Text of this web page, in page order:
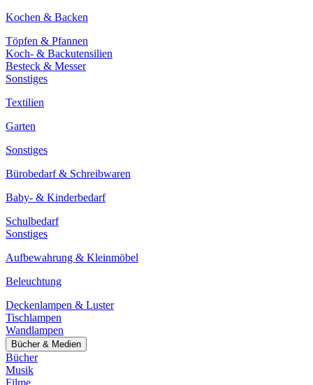
Kochen & Backen
Töpfen & Pfannen
Koch- & Backutensilien
Besteck & Messer
Sonstiges
Textilien
Garten
Sonstiges
Bürobedarf & Schreibwaren
Baby- & Kinderbedarf
Schulbedarf
Sonstiges
Aufbewahrung & Kleinmöbel
Beleuchtung
Deckenlampen & Luster
Tischlampen
Wandlampen
Bücher & Medien
Bücher
Musik
Filme